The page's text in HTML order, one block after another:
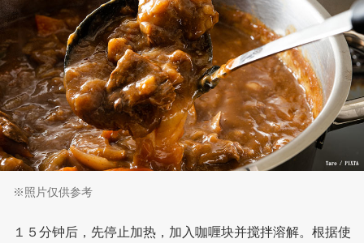
※照片仅供参考
１５分钟后，先停止加热，加入咖喱块并搅拌溶解。根据使